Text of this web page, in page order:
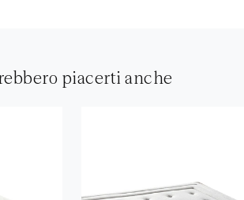
piacerti anche